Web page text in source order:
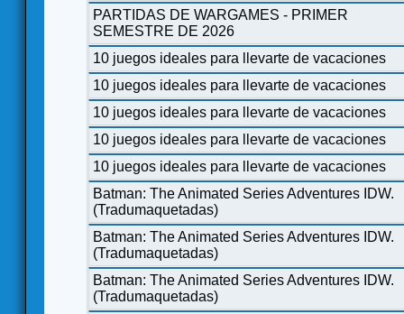
PARTIDAS DE WARGAMES - PRIMER
SEMESTRE DE 2026
10 juegos ideales para llevarte de vacaciones
10 juegos ideales para llevarte de vacaciones
10 juegos ideales para llevarte de vacaciones
10 juegos ideales para llevarte de vacaciones
10 juegos ideales para llevarte de vacaciones
Batman: The Animated Series Adventures IDW.
(Tradumaquetadas)
Batman: The Animated Series Adventures IDW.
(Tradumaquetadas)
Batman: The Animated Series Adventures IDW.
(Tradumaquetadas)